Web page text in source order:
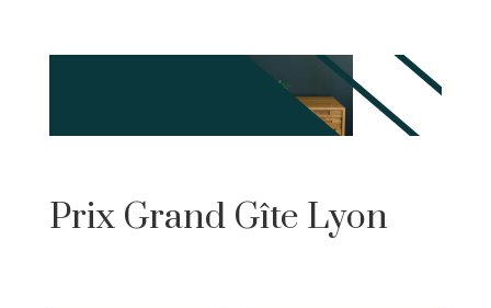
Prix Grand Gîte Lyon